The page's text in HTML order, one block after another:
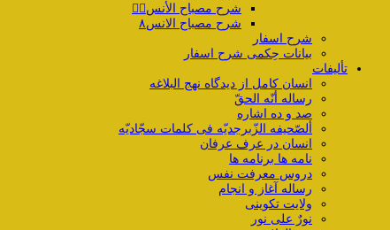
شرح مصباح الأنس۷️⃣
شرح مصباح الانس۸
شرح اسفار
بیانات حِکمی شرح اسفار
تألیفات
انسان کامل از دیدگاه نهج البلاغه
رساله أنّه الحقّ
صد و ده اشاره
ألصّحیفه الزّبرجدیّه فی کلمات سجّادیّه
انسان در عرف عرفان
نامه ها برنامه ها
دروس معرفت نفس
رساله آغاز و انجام
ولایت تکوینی
نورٌ علی نور